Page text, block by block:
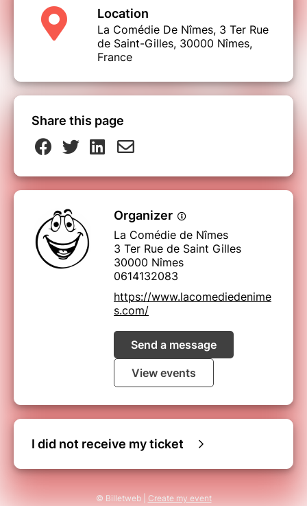
Location
La Comédie De Nîmes, 3 Ter Rue
de Saint-Gilles, 30000 Nîmes,
France
Share this page
Organizer
La Comédie de Nîmes
3 Ter Rue de Saint Gilles
30000 Nîmes
0614132083
https://www.lacomediedenime
s.com/
Send a message
View events
I did not receive my ticket
© Billetweb | Create my event